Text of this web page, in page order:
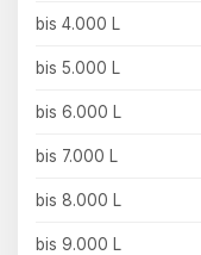
bis 4.000 L
bis 5.000 L
bis 6.000 L
bis 7.000 L
bis 8.000 L
bis 9.000 L